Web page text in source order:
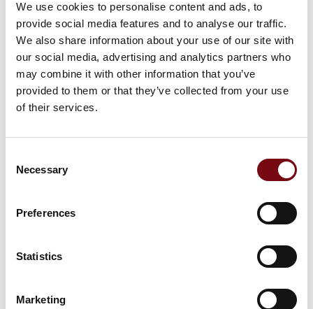
We use cookies to personalise content and ads, to
provide social media features and to analyse our traffic.
We also share information about your use of our site with
our social media, advertising and analytics partners who
may combine it with other information that you’ve
provided to them or that they’ve collected from your use
of their services.
Selection
Necessary
Preferences
Statistics
Marketing
HI Tech & Industry Scandinavia
Produktet er medbragt på messen
Dette produkt kan opleves på udstillerens stand på messen
Produktet er tilføjet af: